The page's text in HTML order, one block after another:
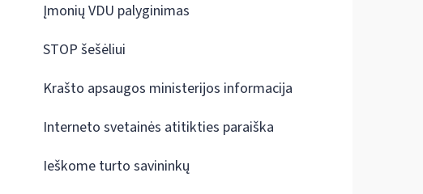
Įmonių VDU palyginimas
STOP šešėliui
Krašto apsaugos ministerijos informacija
Interneto svetainės atitikties paraiška
Ieškome turto savininkų